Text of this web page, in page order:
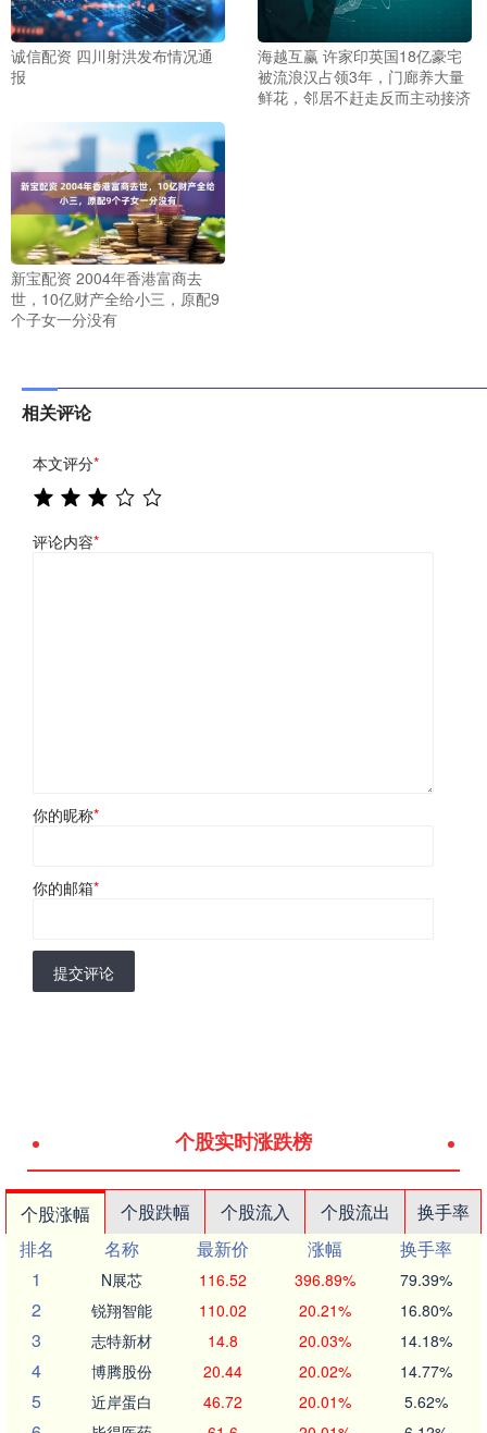
诚信配资 四川射洪发布情况通
报
海越互赢 许家印英国18亿豪宅
被流浪汉占领3年，门廊养大量
鲜花，邻居不赶走反而主动接济
新宝配资 2004年香港富商去
世，10亿财产全给小三，原配9
个子女一分没有
相关评论
本文评分*
评论内容*
你的昵称*
你的邮箱*
提交评论
个股实时涨跌榜
个股涨幅 个股跌幅 个股流入 个股流出
换手率
排名
名称 最新价 涨幅
换手率
1
N展芯 116.52 396.89% 79.39%
2 锐翔智能 110.02 20.21% 16.80%
3 志特新材 14.8 20.03% 14.18%
4 博腾股份 20.44 20.02% 14.77%
5 近岸蛋白 46.72 20.01% 5.62%